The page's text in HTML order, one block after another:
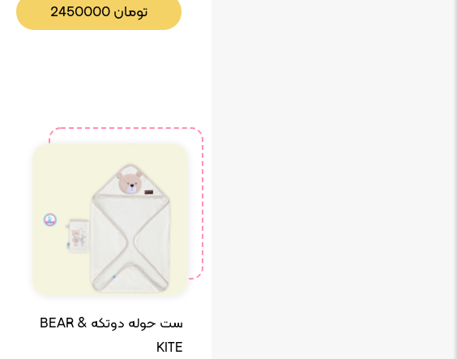
2450000تومان
ست حوله دوتکه BEAR &
KITE